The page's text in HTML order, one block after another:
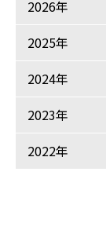
2026年
2025年
2024年
2023年
2022年